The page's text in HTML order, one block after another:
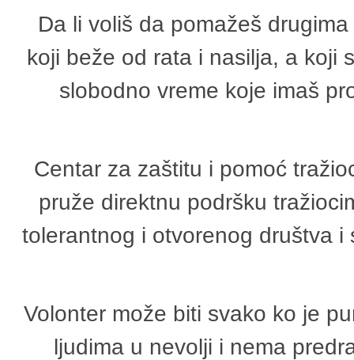
Da li voliš da pomažeš
koji beže od rata i nasilja, a koji
slobodno vreme koje imaš
Centar za zaštitu i pomoć
pruže direktnu podršku
tolerantnog i otvorenog društva
Volonter može biti svako ko je
ljudima u nevolji i nema